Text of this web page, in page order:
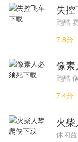
00730手游网
失控
跑酷
7.8分
像素
跑酷
7.4分
火
休闲